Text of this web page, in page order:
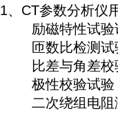
1、CT参数分析仪
励磁特性试验
匝数比检测试
比差与角差校
极性校验试验
二次绕组电阻